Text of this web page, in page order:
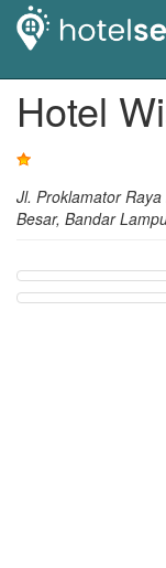
Hotel
Jl. Proklamator
Besar, Bandar